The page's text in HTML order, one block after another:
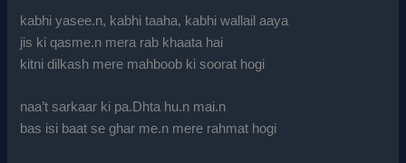
kabhi yasee.n, kabhi taaha, kabhi wallail aaya
jis ki qasme.n mera rab khaata hai
kitni dilkash mere mahboob ki soorat hogi
naa’t sarkaar ki pa.Dhta hu.n mai.n
bas isi baat se ghar me.n mere rahmat hogi